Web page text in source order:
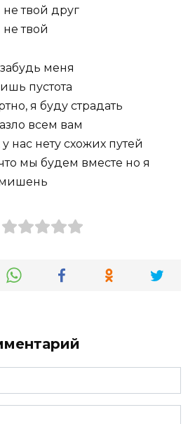
твой друг
твой
меня
пустота
я буду страдать
всем вам
нас нету схожих путей
мы будем вместе но я
мишень